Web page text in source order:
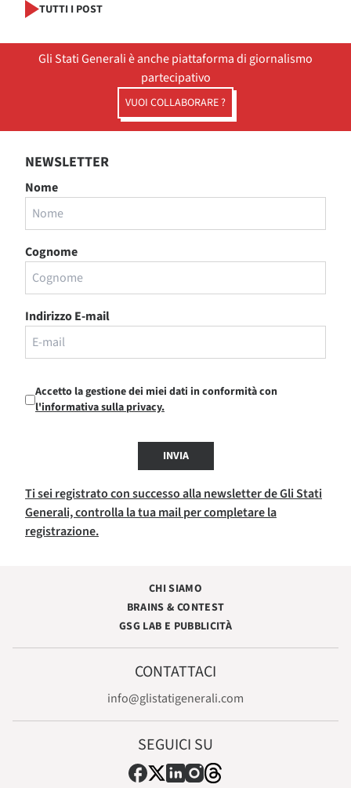
TUTTI I POST
Gli Stati Generali è anche piattaforma di giornalismo
partecipativo
VUOI COLLABORARE ?
NEWSLETTER
Nome
Cognome
Indirizzo E-mail
Accetto la gestione dei miei dati in conformità con
l'informativa sulla privacy.
INVIA
Ti sei registrato con successo alla newsletter de Gli Stati
Generali, controlla la tua mail per completare la
registrazione.
CHI SIAMO
BRAINS & CONTEST
GSG LAB E PUBBLICITÀ
CONTATTACI
info@glistatigenerali.com
SEGUICI SU